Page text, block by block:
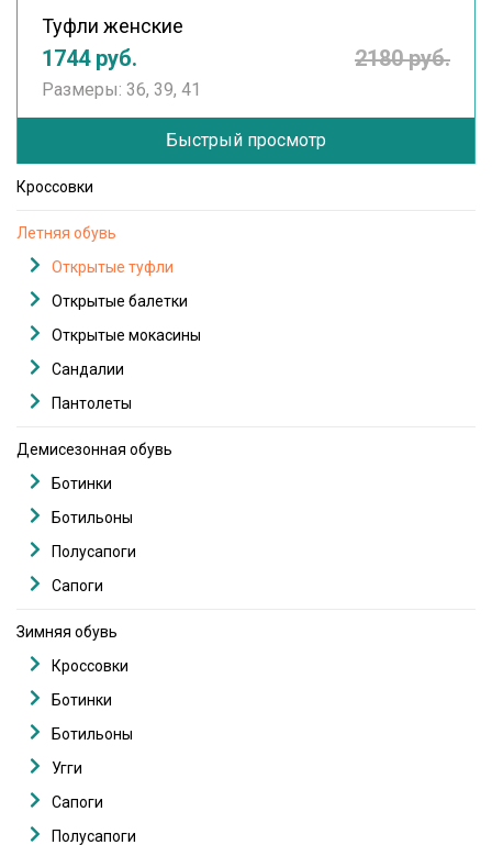
Туфли женские
1744 руб. 2180 руб.
Размеры: 36, 39, 41
Быстрый просмотр
Кроссовки
Летняя обувь
Открытые туфли
Открытые балетки
Открытые мокасины
Сандалии
Пантолеты
Демисезонная обувь
Ботинки
Ботильоны
Полусапоги
Сапоги
Зимняя обувь
Кроссовки
Ботинки
Ботильоны
Угги
Сапоги
Полусапоги